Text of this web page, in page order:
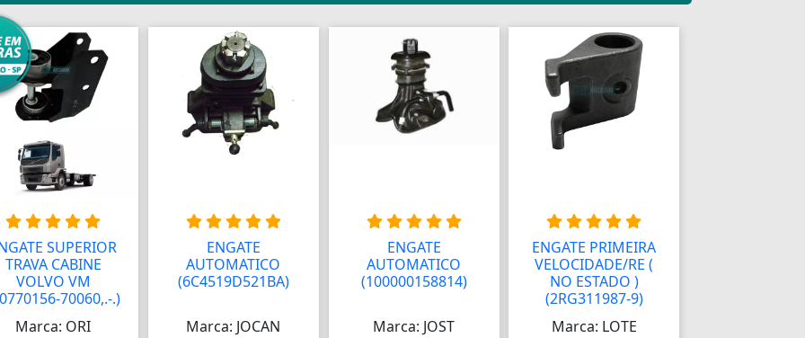
SUPERIOR
TRAVA CABINE
VOLVO VM
70060,.-.)
Marca: ORI
ENGATE
AUTOMATICO
(6C4519D521BA)
Marca: JOCAN
ENGATE
AUTOMATICO
(100000158814)
Marca: JOST
ENGATE PRIMEIRA
VELOCIDADE/RE (
NO ESTADO )
(2RG311987-9)
Marca: LOTE